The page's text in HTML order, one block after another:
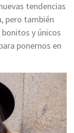
tendencias
pero también
y únicos
ponernos en